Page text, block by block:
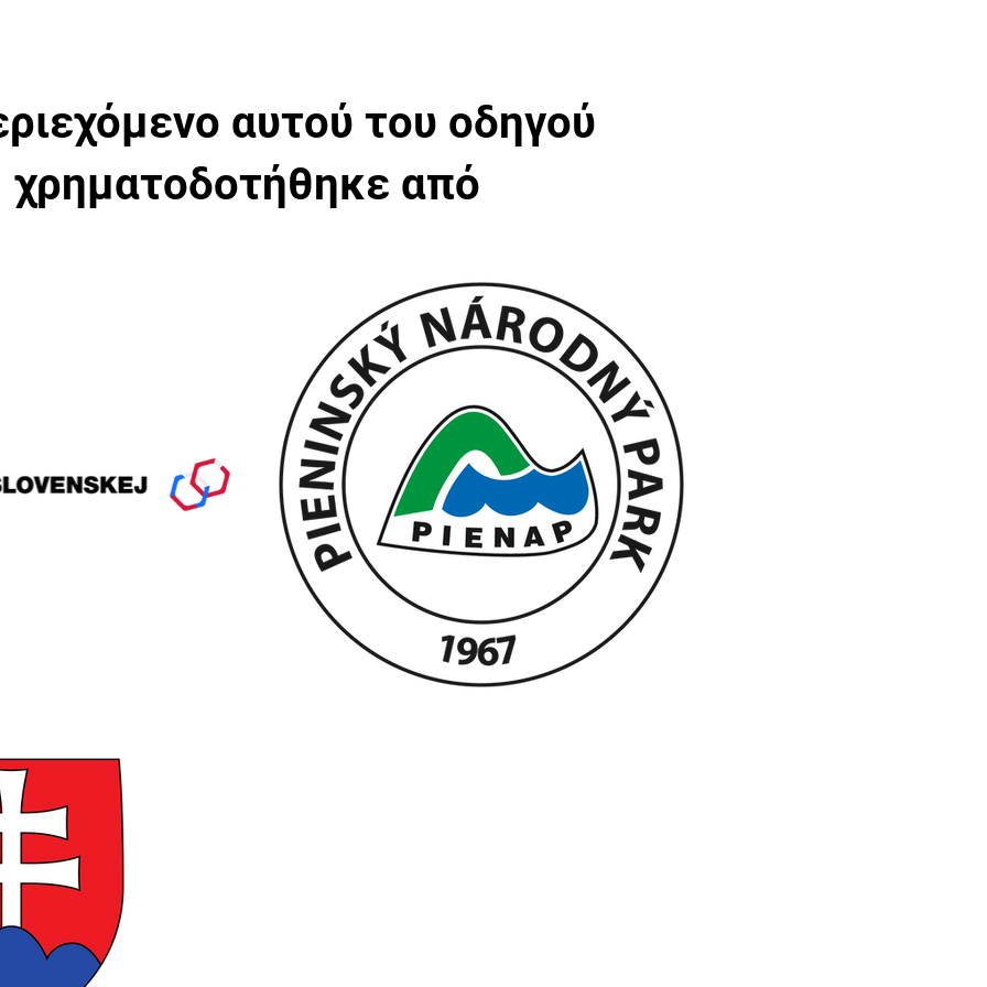
αυτού του οδηγού
χρηματοδοτήθηκε από